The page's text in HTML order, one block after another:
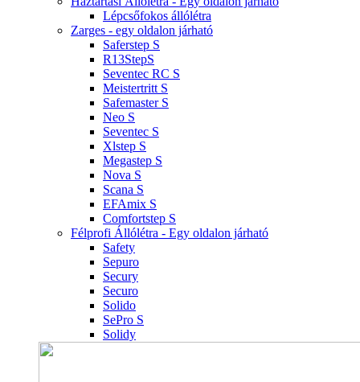
Lépcsőfokos állólétra
Zarges - egy oldalon járható
Saferstep S
R13StepS
Seventec RC S
Meistertritt S
Safemaster S
Neo S
Seventec S
Xlstep S
Megastep S
Nova S
Scana S
EFAmix S
Comfortstep S
Félprofi Állólétra - Egy oldalon járható
Safety
Sepuro
Secury
Securo
Solido
SePro S
Solidy